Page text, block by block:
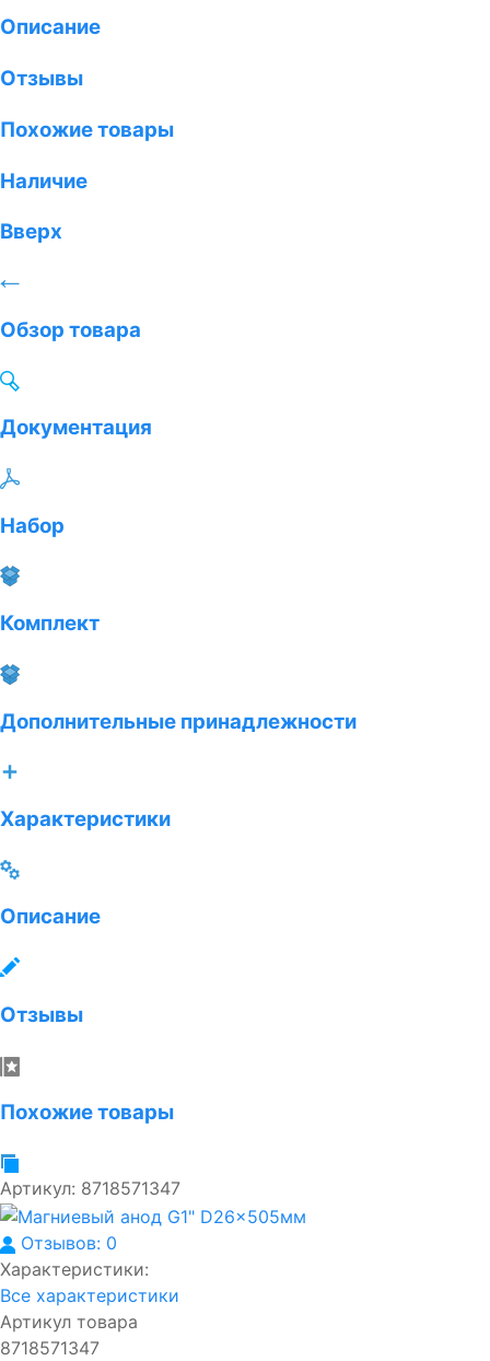
Описание
Отзывы
Похожие товары
Наличие
Вверх
Обзор товара
Документация
Набор
Комплект
Дополнительные принадлежности
Характеристики
Описание
Отзывы
Похожие товары
Артикул: 8718571347
Отзывов: 0
Характеристики:
Все характеристики
Артикул товара
8718571347